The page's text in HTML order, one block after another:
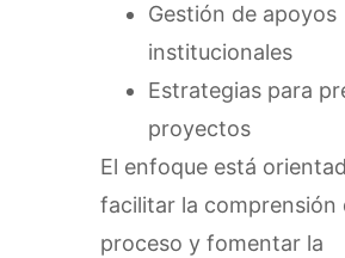
Gestión de apoyos
institucionales
Estrategias para
proyectos
El enfoque está
facilitar la comprensión
proceso y fomentar la